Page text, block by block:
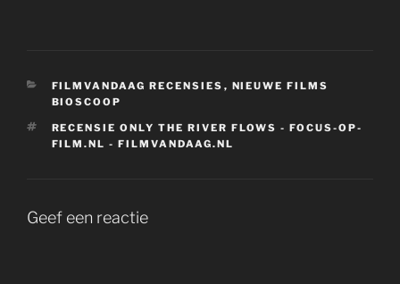
CATEGORIEËN
FILMVANDAAG RECENSIES , NIEUWE FILMS
BIOSCOOP
TAGS
RECENSIE ONLY THE RIVER FLOWS - FOCUS-OP-
FILM.NL - FILMVANDAAG.NL
Geef een reactie